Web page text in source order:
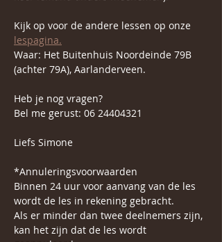
Kijk op voor de andere lessen op onze
lespagina.
Waar: Het Buitenhuis Noordeinde 79B
(achter 79A), Aarlanderveen.
Heb je nog vragen?
Bel me gerust: 06 24404321
Liefs Simone
*Annuleringsvoorwaarden
Binnen 24 uur voor aanvang van de les
wordt de les in rekening gebracht.
Als er minder dan twee deelnemers zijn,
kan het zijn dat de les wordt